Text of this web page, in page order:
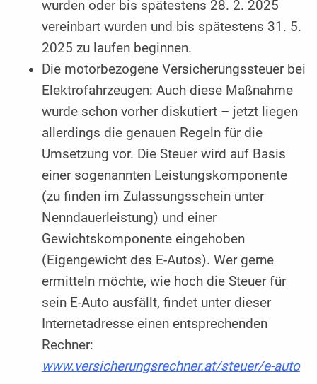
wurden oder bis spätestens 28. 2. 2025
vereinbart wurden und bis spätestens 31. 5.
2025 zu laufen beginnen.
Die motorbezogene Versicherungssteuer bei
Elektrofahrzeugen: Auch diese Maßnahme
wurde schon vorher diskutiert – jetzt liegen
allerdings die genauen Regeln für die
Umsetzung vor. Die Steuer wird auf Basis
einer sogenannten Leistungskomponente
(zu finden im Zulassungsschein unter
Nenndauerleistung) und einer
Gewichtskomponente eingehoben
(Eigengewicht des E-Autos). Wer gerne
ermitteln möchte, wie hoch die Steuer für
sein E-Auto ausfällt, findet unter dieser
Internetadresse einen entsprechenden
Rechner:
www.versicherungsrechner.at/steuer/e-auto